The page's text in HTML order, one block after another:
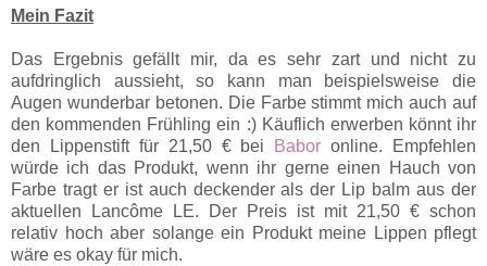
Mein Fazit
Das Ergebnis gefällt mir, da es sehr zart und nicht zu
aufdringlich aussieht, so kann man beispielsweise die
Augen wunderbar betonen. Die Farbe stimmt mich auch auf
den kommenden Frühling ein :) Käuflich erwerben könnt ihr
den Lippenstift für 21,50 € bei
Babor online. Empfehlen
würde ich das Produkt, wenn ihr gerne einen Hauch von
Farbe tragt er ist auch deckender als der Lip balm aus der
aktuellen Lancôme LE. Der Preis ist mit 21,50 € schon
relativ hoch aber solange ein Produkt meine Lippen pflegt
wäre es okay für mich.